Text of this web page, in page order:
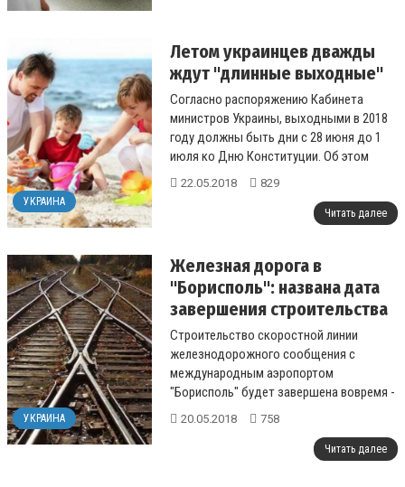
УКРАИНА
Летом украинцев дважды
ждут "длинные выходные"
Согласно распоряжению Кабинета
министров Украины, выходными в 2018
году должны быть дни с 28 июня до 1
июля ко Дню Конституции. Об этом
говорится в тексте распоряжения на
22.05.2018 829
Читать далее
УКРАИНА
Железная дорога в
"Борисполь": названа дата
завершения строительства
Строительство скоростной линии
железнодорожного сообщения с
международным аэропортом
"Борисполь" будет завершена вовремя -
в ранее согласованный срок....
20.05.2018 758
Читать далее